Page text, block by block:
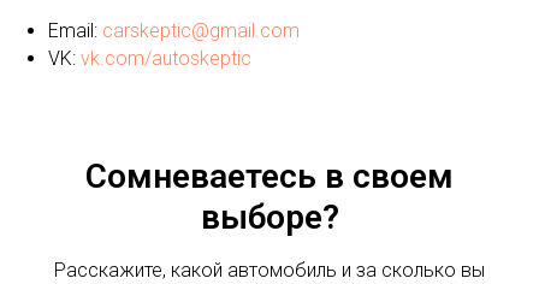
Email: carskeptic@gmail.com
VK: vk.com/autoskeptic
Сомневаетесь в своем
выборе?
Расскажите, какой автомобиль и за сколько вы